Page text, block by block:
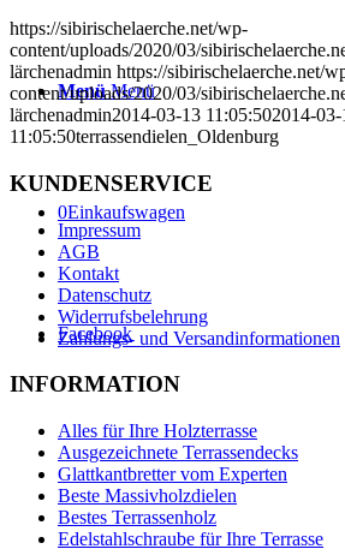
Menü Menü
0Einkaufswagen
Facebook
https://sibirischelaerche.net/wp-
content/uploads/2020/03/
lärchenadmin https://sibirischelaerche.net/
content/uploads/2020/03/
lärchenadmin2014-03-13 11:05:502014-03-
11:05:50terrassendielen_Oldenburg
KUNDENSERVICE
Impressum
AGB
Kontakt
Datenschutz
Widerrufsbelehrung
Zahlungs- und Versandinformationen
INFORMATION
Alles für Ihre Holzterrasse
Ausgezeichnete Terrassendecks
Glattkantbretter vom Experten
Beste Massivholzdielen
Bestes Terrassenholz
Edelstahlschraube für Ihre Terrasse